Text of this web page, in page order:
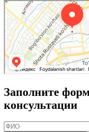
Заполните
консультации